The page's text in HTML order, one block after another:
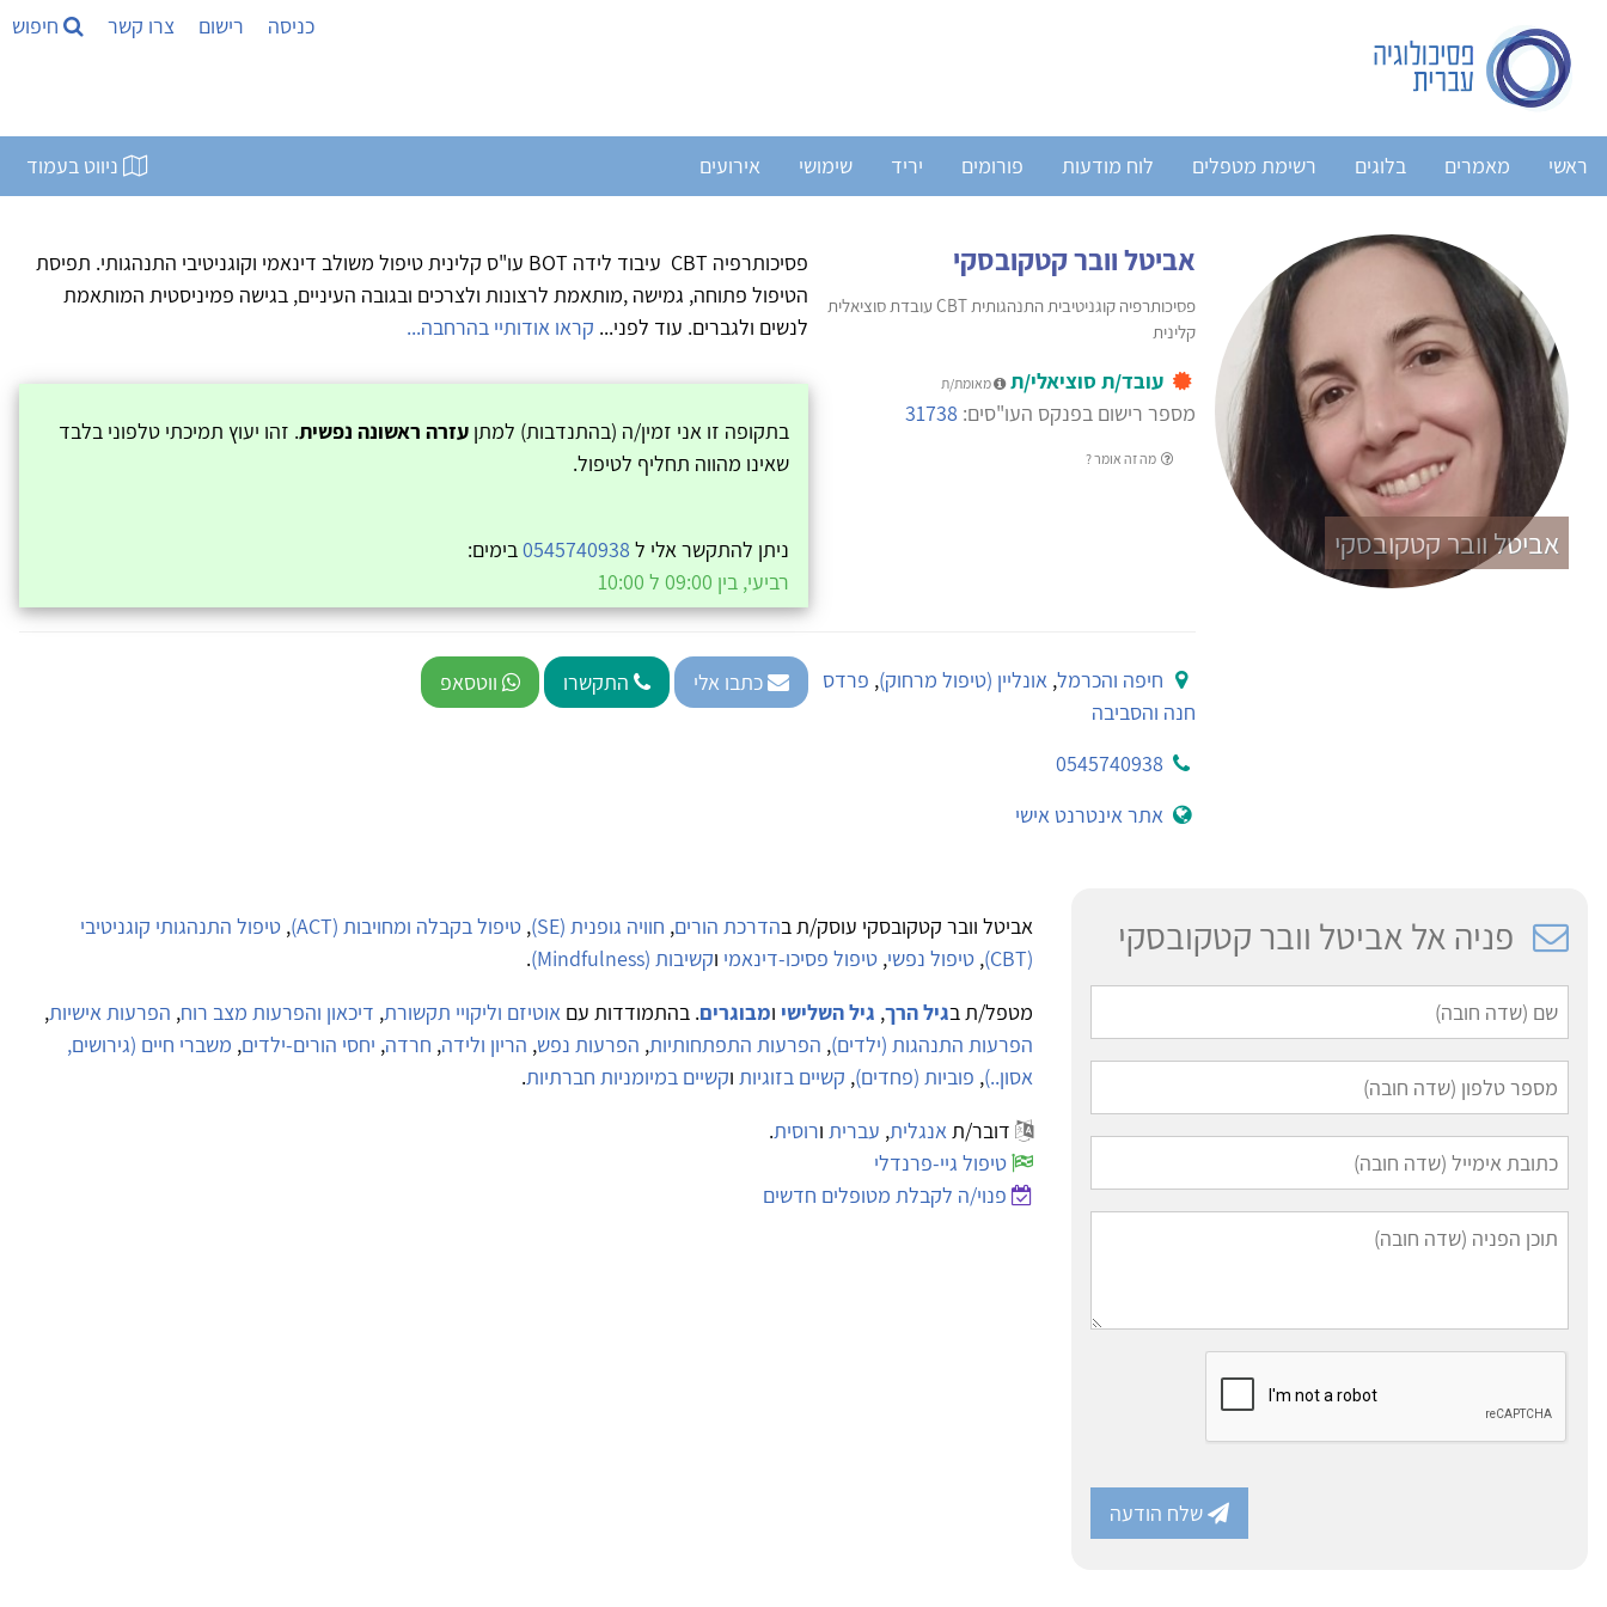
כניסה רישום צרו קשר חיפוש
ראשי מאמרים בלוגים רשימת מטפלים לוח מודעות פורומים יריד שימושי אירועים ניווט בעמוד
אביטל וובר קטקובסקי
אביטל וובר קטקובסקי
פסיכותרפיה קוגניטיבית התנהגותית CBT עובדת סוציאלית
קלינית
עובד/ת סוציאלי/ת מאומת/ת
מספר רישום בפנקס העו"סים: 31738
מה זה אומר ?
פסיכותרפיה CBT עיבוד לידה BOT עו"ס קלינית טיפול משולב דינאמי וקוגניטיבי התנהגותי. תפיסת
הטיפול פתוחה, גמישה ,מותאמת לרצונות ולצרכים ובגובה העיניים, בגישה פמיניסטית המותאמת
לנשים ולגברים. עוד לפני... קראו אודותיי בהרחבה...
בתקופה זו אני זמין/ה (בהתנדבות) למתן עזרה ראשונה נפשית. זהו יעוץ תמיכתי טלפוני בלבד
שאינו מהווה תחליף לטיפול.
ניתן להתקשר אלי ל 0545740938בימים:
רביעי, בין 09:00 ל 10:00
חיפה והכרמל,אונליין (טיפול מרחוק), פרדס
חנה והסביבה
0545740938
אתר אינטרנט אישי
כתבו אלי התקשרו ווטסאפ
פניה אל אביטל וובר קטקובסקי
שלח הודעה
אביטל וובר קטקובסקי עוסק/ת בהדרכת הורים, חוויה גופנית (SE) , טיפול בקבלה ומחויבות (ACT) , טיפול התנהגותי קוגניטיבי
(CBT)
, טיפול נפשי, טיפול פסיכו-דינאמי וקשיבות (Mindfulness)
.
מטפל/ת בגיל הרך, גיל השלישי ומבוגרים. בהתמודדות עם אוטיזם וליקויי תקשורת, דיכאון והפרעות מצב רוח, הפרעות אישיות,
הפרעות התנהגות (ילדים), הפרעות התפתחותיות, הפרעות נפש, הריון ולידה, חרדה, יחסי הורים-ילדים, משברי חיים (גירושים,
אסון..), פוביות (פחדים), קשיים בזוגיות וקשיים במיומניות חברתיות.
דובר/תאנגלית, עברית ורוסית.
טיפול גיי-פרנדלי
פנוי/ה לקבלת מטופלים חדשים